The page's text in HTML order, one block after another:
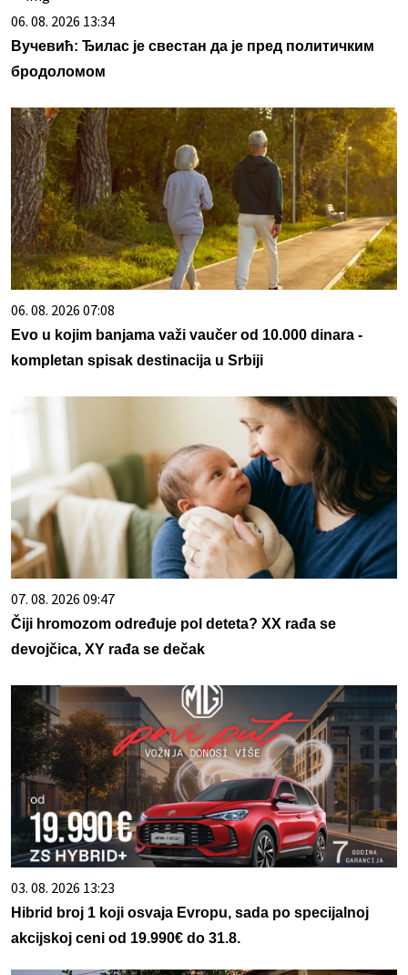
06. 08. 2026 13:34
Вучевић: Ђилас је свестан да је пред политичким
бродоломом
06. 08. 2026 07:08
Evo u kojim banjama važi vaučer od 10.000 dinara -
kompletan spisak destinacija u Srbiji
07. 08. 2026 09:47
Čiji hromozom određuje pol deteta? XX rađa se
devojčica, XY rađa se dečak
03. 08. 2026 13:23
Hibrid broj 1 koji osvaja Evropu, sada po specijalnoj
akcijskoj ceni od 19.990€ do 31.8.